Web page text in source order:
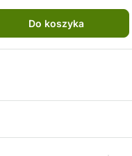
Do koszyka